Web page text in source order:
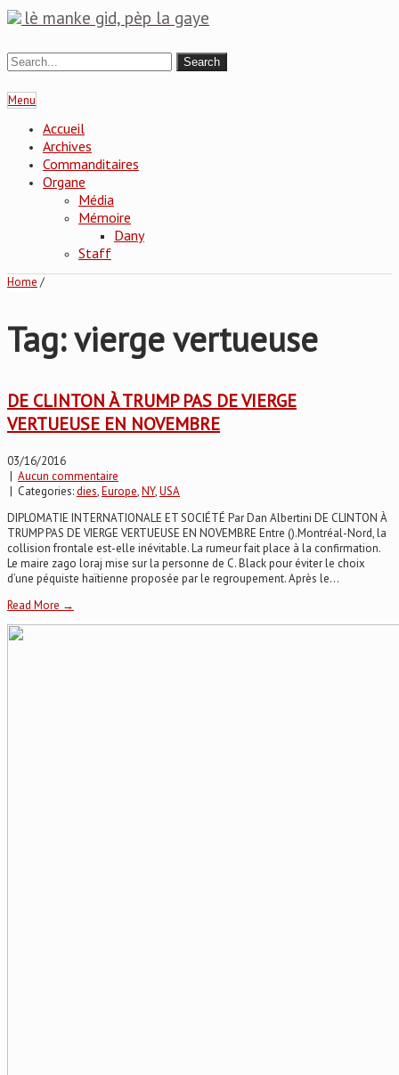
lè manke gid, pèp la gaye
Menu
Accueil
Archives
Commanditaires
Organe
Média
Mémoire
Dany
Staff
Home /
Tag: vierge vertueuse
DE CLINTON À TRUMP PAS DE VIERGE
VERTUEUSE EN NOVEMBRE
03/16/2016
| Aucun commentaire
| Categories:dies,Europe,NY,USA
DIPLOMATIE INTERNATIONALE ET SOCIÉTÉ Par Dan Albertini DE CLINTON À
TRUMP PAS DE VIERGE VERTUEUSE EN NOVEMBRE Entre ().Montréal-Nord, la
collision frontale est-elle inévitable. La rumeur fait place à la confirmation.
Le maire zago loraj mise sur la personne de C. Black pour éviter le choix
d’une péquiste haïtienne proposée par le regroupement. Après le...
Read More →